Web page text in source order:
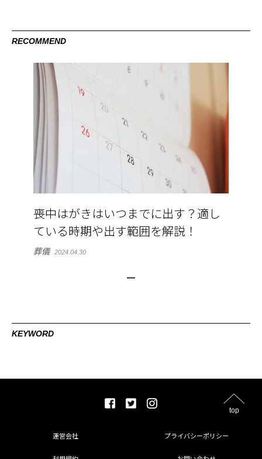
RECOMMEND
喪中はがきはいつまでに出す？適し
ている時期や出す範囲を解説！
葬儀 2024.04.30
KEYWORD
top
運営会社 プライバシーポリシー